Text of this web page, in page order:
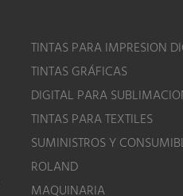
TINTAS PARA IMPRESION
TINTAS GRÁFICAS
DIGITAL PARA
TINTAS PARA TEXTILES
SUMINISTROS Y
ROLAND
MAQUINARIA